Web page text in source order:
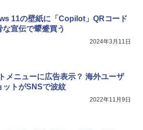
11の壁紙に「Copilot」QRコード
宣伝で顰蹙買う
2024年3月11日
メニューに広告表示？ 海外ユーザ
ットがSNSで波紋
2022年11月9日